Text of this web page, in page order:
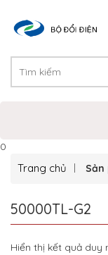
0
Trang chủ Sản
50000TL-G2
Hiển thị kết quả duy